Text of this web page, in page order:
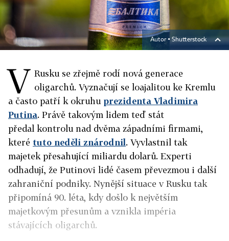
Autor ▪ Shutterstock
V Rusku se zřejmě rodí nová generace
oligarchů. Vyznačují se loajalitou ke Kremlu
a často patří k okruhu prezidenta Vladimira
Putina. Právě takovým lidem teď stát
předal kontrolu nad dvěma západními firmami,
které tuto neděli znárodnil. Vyvlastnil tak
majetek přesahující miliardu dolarů. Experti
odhadují, že Putinovi lidé časem převezmou i další
zahraniční podniky. Nynější situace v Rusku tak
připomíná 90. léta, kdy došlo k největším
majetkovým přesunům a vznikla impéria
stávajících oligarchů.